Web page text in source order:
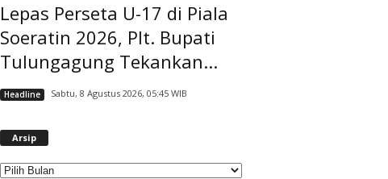
Lepas Perseta U-17 di Piala
Soeratin 2026, Plt. Bupati
Tulungagung Tekankan...
Headline Sabtu, 8 Agustus 2026, 05:45 WIB
Arsip
i